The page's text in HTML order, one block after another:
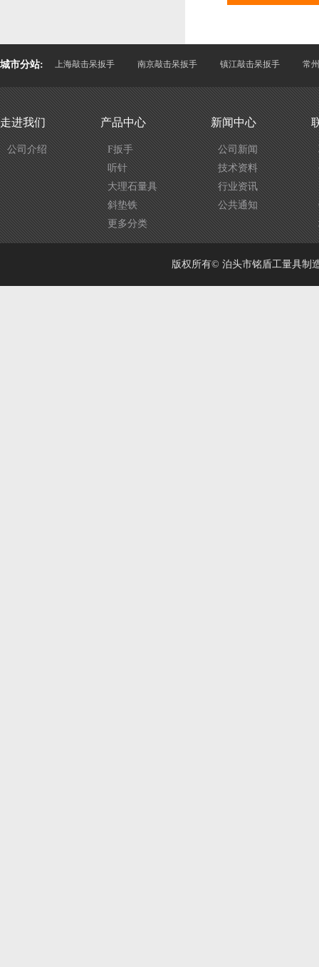
城市分站: 上海敲击呆扳手 南京敲击呆扳手 镇江敲击呆扳手 常
走进我们
公司介绍
产品中心
F扳手
听针
大理石量具
斜垫铁
更多分类
新闻中心
公司新闻
技术资料
行业资讯
公共通知
版权所有© 泊头市铭盾工量具